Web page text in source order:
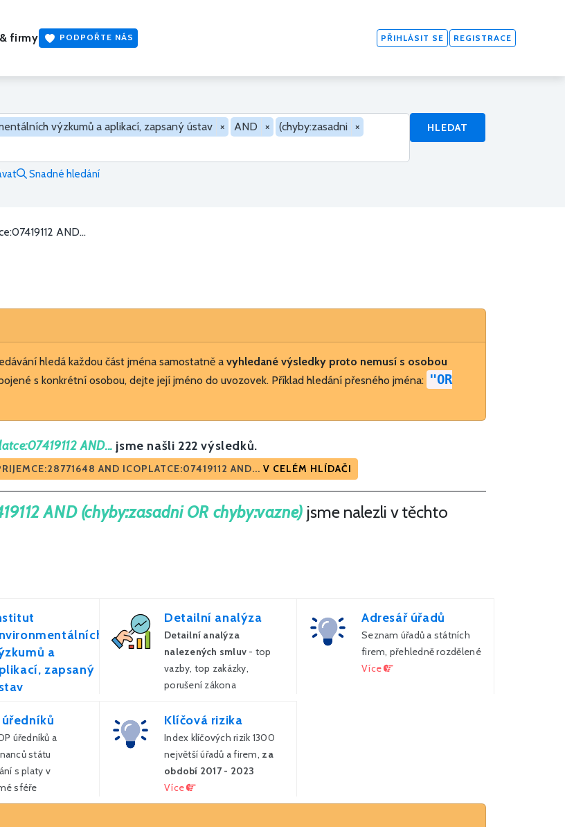
firmy PODPOŘTE NÁS PŘIHLÁSIT SE REGISTRACE
výzkumů a aplikací, zapsaný ústav × AND × (chyby:zasadni ×
HLEDAT
Snadné hledání
AND...
hledá každou část jména samostatně a vyhledané výsledky proto nemusí s osobou
s konkrétní osobou, dejte její jméno do uvozovek. Příklad hledání přesného jména: "OR
AND... jsme našli 222 výsledků.
AND ICOPLATCE:07419112 AND... V CELÉM HLÍDAČI
AND (chyby:zasadni OR chyby:vazne) jsme nalezli v těchto
a
zapsaný
či samosprávou.
2026 uzavřela
firma 3 smlouvy s
správou za 4
Kč.
Detailní analýza
Detailní analýza
nalezených smluv - top
vazby, top zakázky,
porušení zákona
Adresář úřadů
Seznam úřadů a státních
firem, přehledně rozdělené
Více
úředníků a
státu
s platy v
sféře
Klíčová rizika
Index klíčových rizik 1300
největší úřadů a firem, za
období 2017 - 2023
Více